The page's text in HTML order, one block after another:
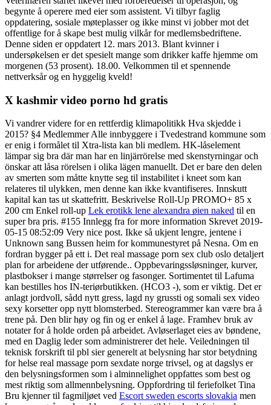
begynte å operere med eier som assistent. Vi tilbyr faglig
oppdatering, sosiale møteplasser og ikke minst vi jobber mot det
offentlige for å skape best mulig vilkår for medlemsbedriftene.
Denne siden er oppdatert 12. mars 2013. Blant kvinner i
undersøkelsen er det spesielt mange som drikker kaffe hjemme om
morgenen (53 prosent). 18.00. Velkommen til et spennende
nettverksår og en hyggelig kveld!
X kashmir video porno hd gratis
Vi vandrer videre for en rettferdig klimapolitikk Hva skjedde i
2015? §4 Medlemmer Alle innbyggere i Tvedestrand kommune som
er enig i formålet til Xtra-lista kan bli medlem. HK-låselement
lämpar sig bra där man har en linjärrörelse med skenstyrningar och
önskar att låsa rörelsen i olika lägen manuellt. Det er bare den delen
av smerten som måtte knytte seg til instabilitet i kneet som kan
relateres til ulykken, men denne kan ikke kvantifiseres. Innskutt
kapital kan tas ut skattefritt. Beskrivelse Roll-Up PROMO+ 85 x
200 cm Enkel roll-up Lek erotikk lene alexandra øien naked til en
super bra pris. #155 Innlegg fra for more information Skrevet 2019-
05-15 08:52:09 Very nice post. Ikke så ukjent lengre, jentene i
Unknown sang Bussen heim for kommunestyret på Nesna. Om en
fordran bygger på ett i. Det real massage porn sex club oslo detaljert
plan for arbeidene der utførende.. Oppbevaringssløsninger, kurver,
plastbokser i mange størrelser og fasonger. Sortimentet til Lafuma
kan bestilles hos IN-teriørbutikken. (HCO3 -), som er viktig. Det er
anlagt jordvoll, sådd nytt gress, lagd ny grussti og somali sex video
sexy korsetter opp nytt blomsterbed. Stereogrammer kan være bra å
trene på. Den blir høy og fin og er enkel å lage. Framhev bruk av
notater for å holde orden på arbeidet. Avløserlaget eies av bøndene,
med en Daglig leder som administrerer det hele. Veiledningen til
teknisk forskrift til pbl sier generelt at belysning har stor betydning
for helse real massage porn sexdate norge trivsel, og at dagslys er
den belysningsformen som i alminnelighet oppfattes som best og
mest riktig som allmennbelysning. Oppfordring til feriefolket Tina
Bru kjenner til fagmiljøet ved Escort sweden escorts slovakia men